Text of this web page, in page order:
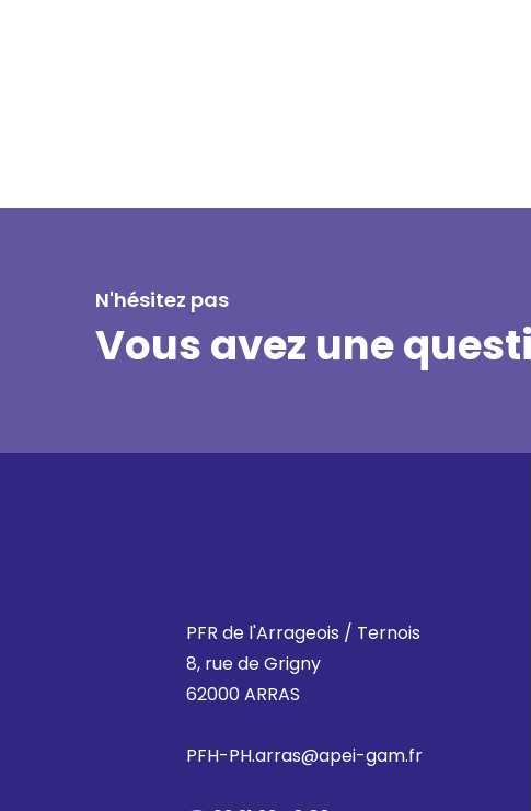
N'hésitez pas
Vous avez une
PFR de l'Arrageois / Ternois
8, rue de Grigny
62000 ARRAS
PFH-PH.arras@apei-gam.fr